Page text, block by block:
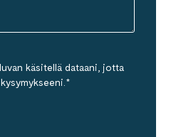
käsitellä dataani, jotta
*